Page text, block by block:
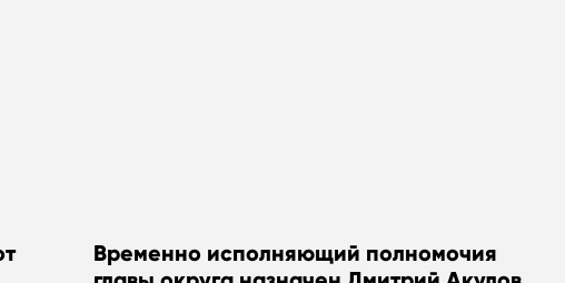
Временно исполняющий полномочия